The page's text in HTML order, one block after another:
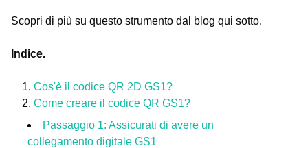
Scopri di più su questo strumento dal blog qui sotto.
Indice.
Cos'è il codice QR 2D GS1?
Come creare il codice QR GS1?
Passaggio 1: Assicurati di avere un
collegamento digitale GS1